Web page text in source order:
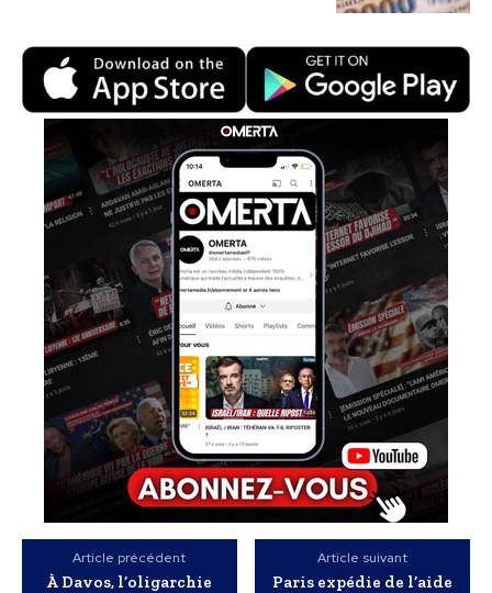
Article précédent
À Davos, l’oligarchie
Article suivant
Paris expédie de l’aide